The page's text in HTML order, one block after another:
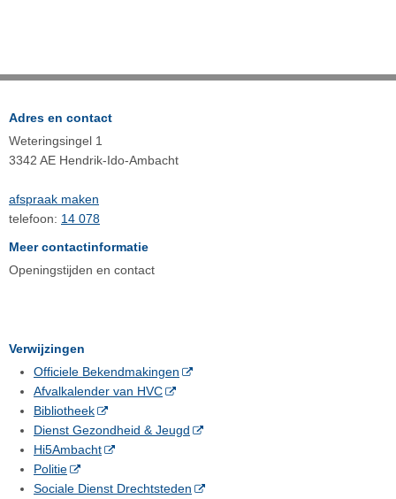
Adres en contact
Weteringsingel 1
3342 AE Hendrik-Ido-Ambacht
afspraak maken
telefoon: 14 078
Meer contactinformatie
Openingstijden en contact
Verwijzingen
Officiele Bekendmakingen
Afvalkalender van HVC
Bibliotheek
Dienst Gezondheid & Jeugd
Hi5Ambacht
Politie
Sociale Dienst Drechtsteden